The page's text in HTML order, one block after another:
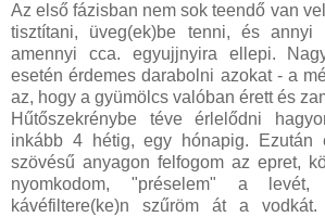
Az első fázisban nem sok teendő van
tisztítani, üveg(ek)be tenni, és annyi
amennyi cca. egyujjnyira ellepi.
esetén érdemes darabolni azokat - a
az, hogy a gyümölcs valóban érett és
Hűtőszekrénybe téve érlelődni
inkább 4 hétig, egy hónapig. Ezután
szövésű anyagon felfogom az epret,
nyomkodom, "préselem" a levét,
kávéfiltere(ke)n szűröm át a